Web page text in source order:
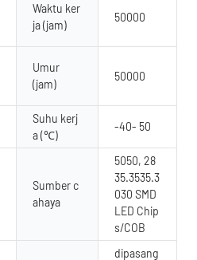
Waktu ker
ja (jam)
50000
Umur
(jam)
50000
Suhu kerj
a (℃)
-40- 50
Sumber c
ahaya
5050, 28
35.3535.3
030 SMD
LED Chip
s/COB
dipasang